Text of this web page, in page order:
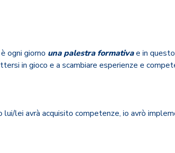
ogni giorno una palestra formativae in
in gioco e a scambiare esperienze e
lei avrà acquisito competenze, io avrò